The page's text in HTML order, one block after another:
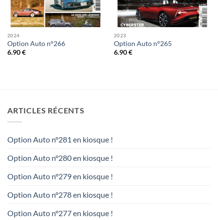
2024
Option Auto n°266
6.90€
2023
Option Auto n°265
6.90€
ARTICLES RÉCENTS
Option Auto n°281 en kiosque !
Option Auto n°280 en kiosque !
Option Auto n°279 en kiosque !
Option Auto n°278 en kiosque !
Option Auto n°277 en kiosque !